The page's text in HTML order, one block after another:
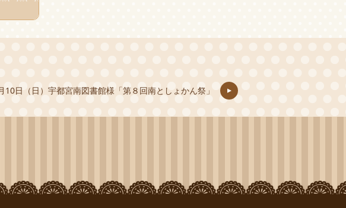
10日（日）宇都宮南図書館様「第８回南としょかん祭」